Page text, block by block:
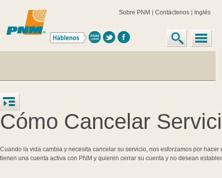
Sobre PNM Contáctenos Inglés
Cómo Cancelar
Cuando la vida cambia y necesita cancelar su servicio, nos esforzamos por
tienen una cuenta activa con PNM y quieren cerrar su cuenta y no desean